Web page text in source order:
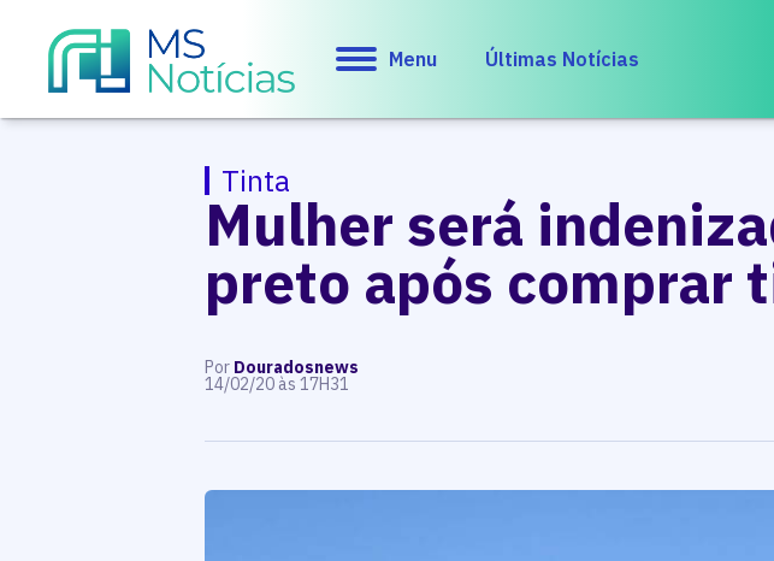
Menu Últimas Notícias
Tinta
Mulher será
preto após comprar
Por Douradosnews
14/02/20 às 17H31